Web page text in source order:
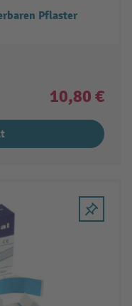
Pflaster
10,80 €